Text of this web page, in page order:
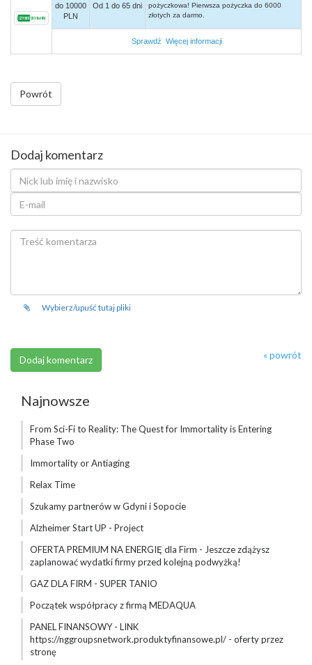
do 10000
PLN
Od 1 do 65 dni
pożyczkowa! Pierwsza pożyczka do 6000
złotych za darmo.
Sprawdź Więcej informacji
Powrót
Dodaj komentarz
Wybierz/upuść tutaj pliki
« powrót
Najnowsze
From Sci-Fi to Reality: The Quest for Immortality is Entering
Phase Two
Immortality or Antiaging
Relax Time
Szukamy partnerów w Gdyni i Sopocie
Alzheimer Start UP - Project
OFERTA PREMIUM NA ENERGIĘ dla Firm - Jeszcze zdążysz
zaplanować wydatki firmy przed kolejną podwyżką!
GAZ DLA FIRM - SUPER TANIO
Początek współpracy z firmą MEDAQUA
PANEL FINANSOWY - LINK
https://nggroupsnetwork.produktyfinansowe.pl/ - oferty przez
stronę